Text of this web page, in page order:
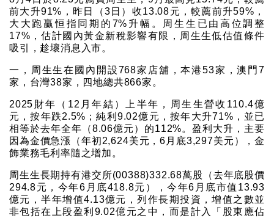
前大升91%，昨日（3日）收13.08元，較薦前升59%，
大大跑贏恒指同期的7%升幅。周生生已由高位調整
17%，估計國內黃金新稅影響有限，周生生低估值條件
吸引，趁壞消息入市。
一，周生生在國內開設768家店舖，本港53家，澳門7
家，台灣38家，四地總共866家。
2025財年（12月年結）上半年，周生生營收110.4億
元，按年跌2.5%；純利9.02億元，按年大升71%，並已
相等於去年全年（8.06億元）的112%。盈利大升，主要
因為金價急漲（年初2,624美元，6月底3,297美元），金
飾業務毛利率隨之增加。
周生生長期持有港交所(00388)332.68萬股（去年底股價
294.8元，今年6月底418.8元），今年6月底市值13.93
億元，半年增值4.13億元，列作長期投資，增值之數並
非包括在上段盈利9.02億元之中，而是計入「股東應佔